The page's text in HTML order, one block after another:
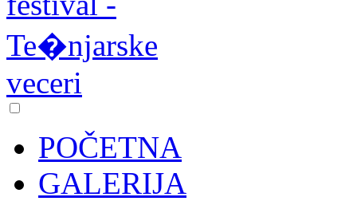
POČETNA
GALERIJA